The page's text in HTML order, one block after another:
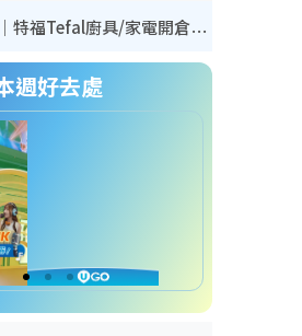
廚具開倉｜特福Tefal廚具/家電開倉低至3折！$220起買平底鍋/炒鑊/湯煲！電飯煲/吸塵機/燙斗$418起
週好去處